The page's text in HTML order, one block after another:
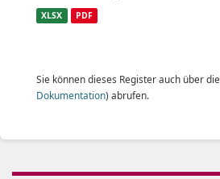
XLSX PDF
Sie können dieses Register auch über die
Dokumentation) abrufen.